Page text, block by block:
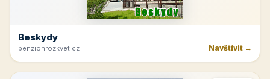
Beskydy
penzionrozkvet.cz Navštívit →